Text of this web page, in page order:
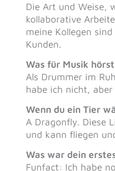
Die Art und Weise,
kollaborative
meine Kollegen
Kunden.
Was für Musik
Als Drummer im
habe ich nicht,
Wenn du ein Tier
A Dragonfly. Diese
und kann fliegen
Was war dein
Funfact: Ich habe